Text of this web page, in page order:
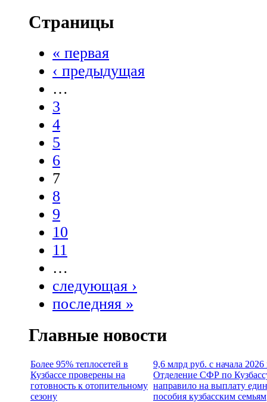
Страницы
« первая
‹ предыдущая
…
3
4
5
6
7
8
9
10
11
…
следующая ›
последняя »
Главные новости
Более 95% теплосетей в
Кузбассе проверены на
готовность к отопительному
сезону
9,6 млрд руб. с начала 2026
Отделение СФР по
направило на выплату
пособия кузбасским семьям